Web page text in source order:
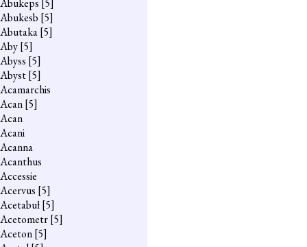
Abukeps [5]
Abukesb [5]
Abutaka[5]
Aby[5]
Abyss [5]
Abyst[5]
Acamarchis
Acan[5]
Acan
Acani
Acanna
Acanthus
Accessie
Acervus [5]
Acetabuł[5]
Acetometr[5]
Aceton[5]